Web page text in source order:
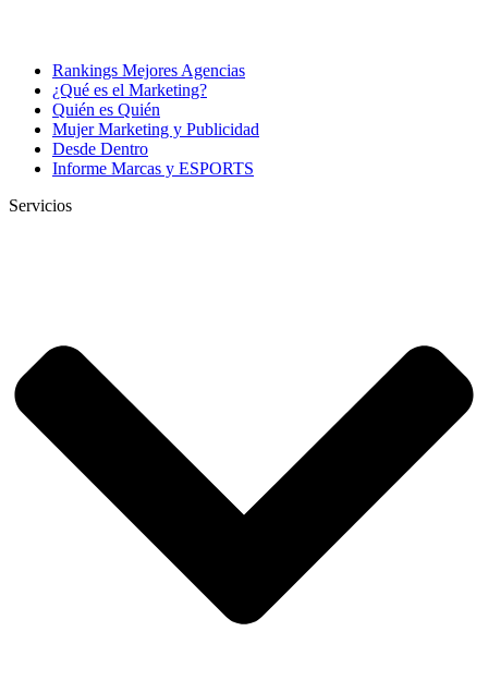
Rankings Mejores Agencias
¿Qué es el Marketing?
Quién es Quién
Mujer Marketing y Publicidad
Desde Dentro
Informe Marcas y ESPORTS
Servicios